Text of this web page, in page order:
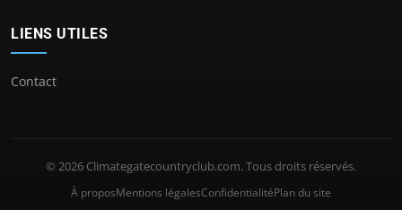
LIENS UTILES
Contact
© 2026 Climategatecountryclub.com. Tous droits réservés.
À proposMentions légalesConfidentialitéPlan du site